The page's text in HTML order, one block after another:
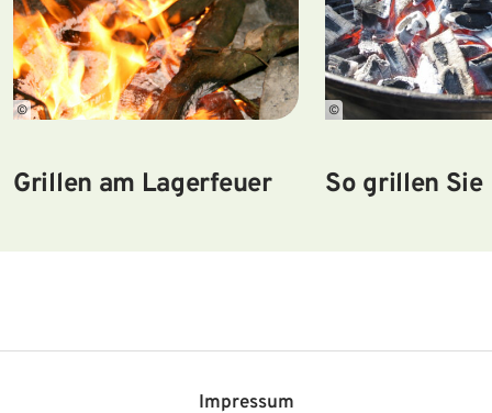
©
Grillen am Lagerfeuer
©
So grillen Sie
Impressum